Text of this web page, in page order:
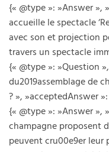
{« @type »: »Answer »,
accueille le spectacle
avec son et projection
travers un spectacle
{« @type »: »Question
du2019assemblage de
? », »acceptedAnswer »:
{« @type »: »Answer »,
champagne proposent
peuvent cru00e9er leur